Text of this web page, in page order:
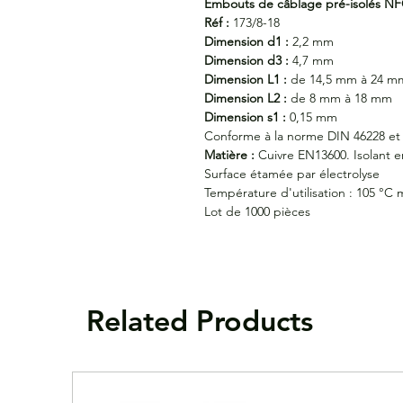
Embouts de câblage pré-isolés
Réf : 173/8-18
Dimension d1 : 2,2 mm
Dimension d3 : 4,7 mm
Dimension L1 : de 14,5 mm à 24
Dimension L2 : de 8 mm à 18 mm
Dimension s1 : 0,15 mm
Conforme à la norme DIN 46228 et
Matière : Cuivre EN13600. Isolant
Surface étamée par électrolyse
Température d'utilisation : 105 °C
Lot de 1000 pièces
Related Products